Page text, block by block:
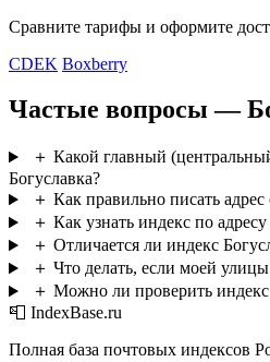
Сравните тарифы и оформите
CDEK Boxberry
Частые вопросы —
＋ Какой главный
Богуславка?
＋ Как правильно писать
＋ Как узнать индекс по
＋ Отличается ли индекс
＋ Что делать, если моей
＋ Можно ли проверить индекс
📮 IndexBase.ru
Полная база почтовых индексов